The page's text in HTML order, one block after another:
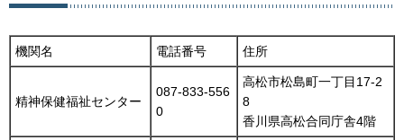
機関名 電話番号 住所
精神保健福祉センター
087-833-556
0
高松市松島町一丁目17-2
8
香川県高松合同庁舎4階